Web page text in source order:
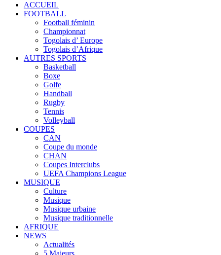
ACCUEIL
FOOTBALL
Football féminin
Championnat
Togolais d’ Europe
Togolais d’Afrique
AUTRES SPORTS
Basketball
Boxe
Golfe
Handball
Rugby
Tennis
Volleyball
COUPES
CAN
Coupe du monde
CHAN
Coupes Interclubs
UEFA Champions League
MUSIQUE
Culture
Musique
Musique urbaine
Musique traditionnelle
AFRIQUE
NEWS
Actualités
5 Majeurs